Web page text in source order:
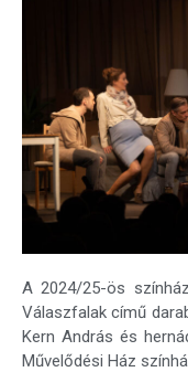
A 2024/25-ös
Válaszfalak című
Kern András és
Művelődési Ház